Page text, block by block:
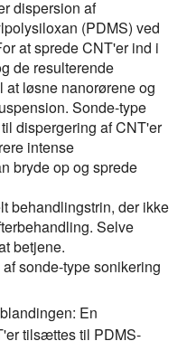
dispersion af
(PDMS) ved
at sprede CNT'er ind i
de resulterende
løsne nanorørene og
Sonde-type
dispergering af CNT'er
intense
bryde op og sprede
behandlingstrin, der ikke
Selve
betjene.
sonde-type sonikering
En
tilsættes til PDMS-